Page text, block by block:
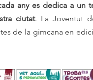
any es dedica a un
ciutat. La Joventut
de la gimcana en